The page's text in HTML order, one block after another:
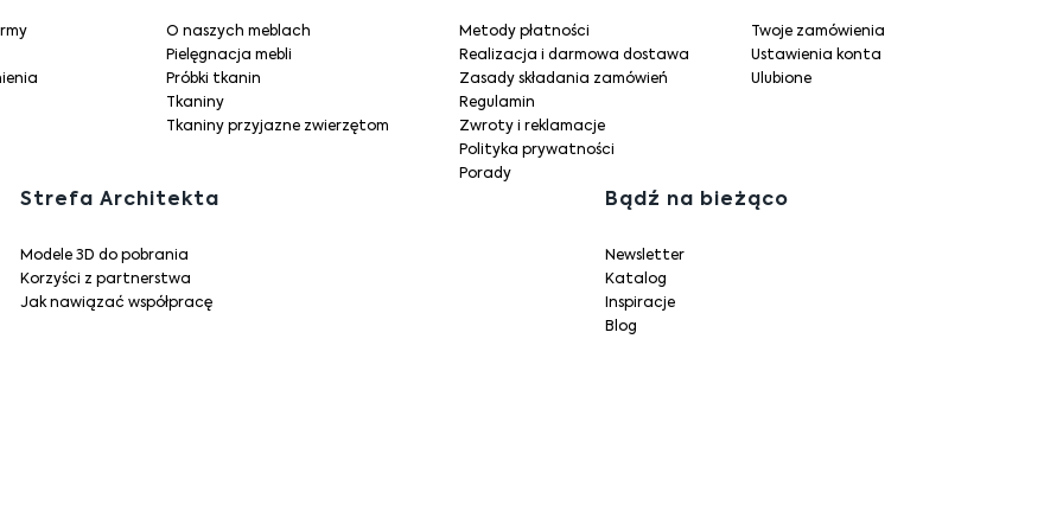
O naszych meblach
Pielęgnacja mebli
Próbki tkanin
Tkaniny
Tkaniny przyjazne zwierzętom
Metody płatności
Realizacja i darmowa dostawa
Zasady składania zamówień
Regulamin
Zwroty i reklamacje
Polityka prywatności
Porady
Twoje zamówienia
Ustawienia konta
Ulubione
Strefa Architekta
Modele 3D do pobrania
Korzyści z partnerstwa
Jak nawiązać współpracę
Bądź na bieżąco
Newsletter
Katalog
Inspiracje
Blog